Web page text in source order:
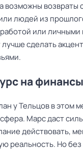
возможны возвраты
людей из
или личными
сделать
на финансы
у Тельцов в этом
Марс даст
действовать,
реальность. Но